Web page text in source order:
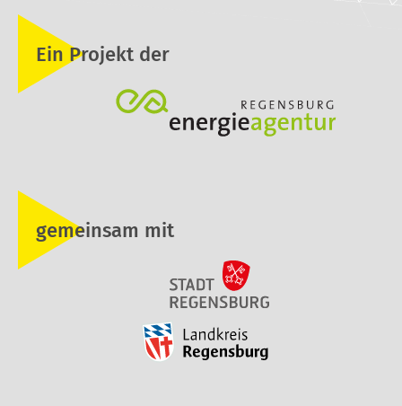
Ein Projekt der
gemeinsam mit